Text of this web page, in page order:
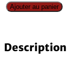
q
n
Ajouter au panier
Description